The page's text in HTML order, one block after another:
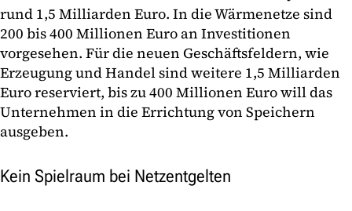
rund 1,5 Milliarden Euro. In die Wärmenetze sind
200 bis 400 Millionen Euro an Investitionen
vorgesehen. Für die neuen Geschäftsfeldern, wie
Erzeugung und Handel sind weitere 1,5 Milliarden
Euro reserviert, bis zu 400 Millionen Euro will das
Unternehmen in die Errichtung von Speichern
ausgeben.
Kein Spielraum bei Netzentgelten